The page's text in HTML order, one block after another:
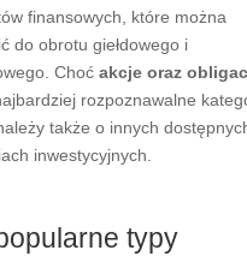
finansowych, które można
do obrotu giełdowego i
Choć akcje oraz
rozpoznawalne
także o innych
inwestycyjnych.
typy